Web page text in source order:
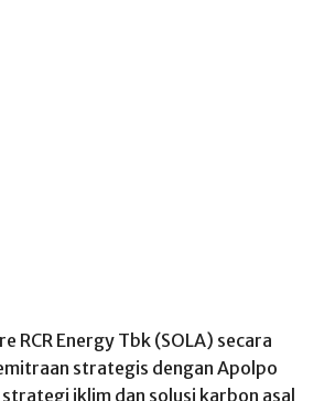
RCR Energy Tbk (SOLA) secara
strategis dengan Apolpo
strategi iklim dan solusi karbon asal